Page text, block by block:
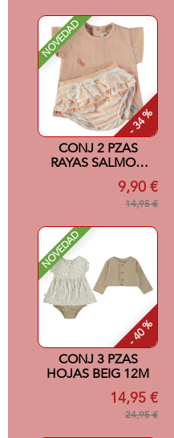
NOVEDAD
- 34 %
CONJ 2 PZAS
RAYAS SALMON
9,90 €
14,95 €
NOVEDAD
- 40 %
CONJ 3 PZAS
HOJAS BEIG 12M
14,95 €
24,95 €